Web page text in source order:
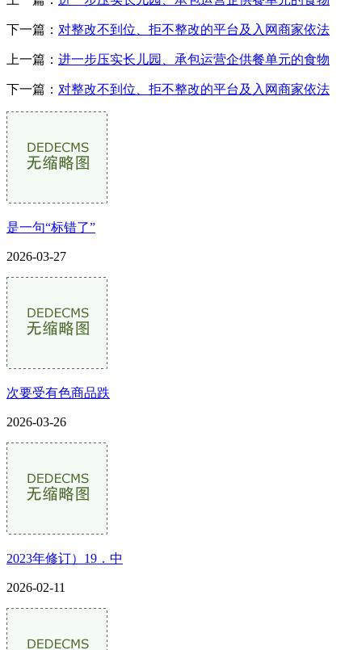
下一篇： 对整改不到位、拒不整改的平台及入网商家依法
上一篇： 进一步压实长儿园、承包运营企供餐单元的食物
下一篇： 对整改不到位、拒不整改的平台及入网商家依法
是一句“标错了”
2026-03-27
次要受有色商品跌
2026-03-26
2023年修订）19．中
2026-02-11